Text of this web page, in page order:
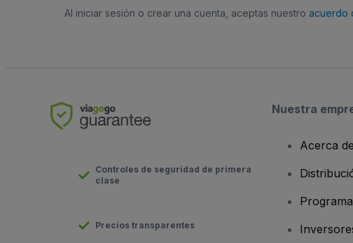
Al iniciar sesión o crear una cuenta, aceptas nuestro acuerdo
Controles de seguridad de primera
clase
Precios transparentes
Nuestra
Acerca